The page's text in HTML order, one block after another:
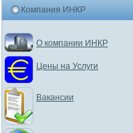
Компания ИНКР
О компании ИНКР
Цены на Услуги
Вакансии